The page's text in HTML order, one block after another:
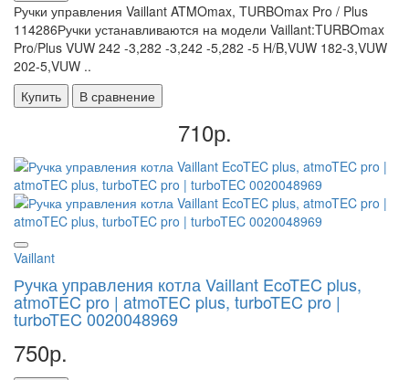
Ручки управления Vaillant ATMOmax, TURBOmax Pro / Plus
114286Ручки устанавливаются на модели Vaillant:TURBOmax
Pro/Plus VUW 242 -3,282 -3,242 -5,282 -5 H/B,VUW 182-3,VUW
202-5,VUW ..
Купить
В сравнение
710р.
Vaillant
Ручка управления котла Vaillant EcoTEC plus,
atmoTEC pro | atmoTEC plus, turboTEC pro |
turboTEC 0020048969
750р.